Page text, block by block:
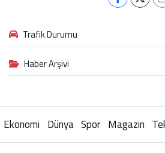
Trafik Durumu
Haber Arşivi
Ekonomi Dünya Spor Magazin